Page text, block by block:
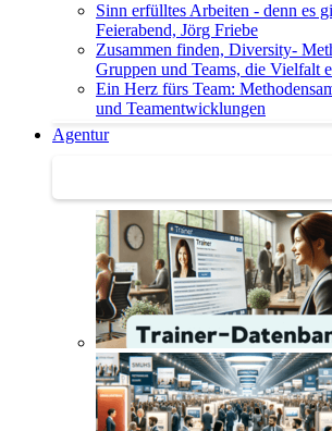
Sinn erfülltes Arbeiten - denn es
Feierabend, Jörg Friebe
Zusammen finden, Diversity-
Gruppen und Teams, die Vielfalt
Ein Herz fürs Team:
und Teamentwicklungen
Agentur